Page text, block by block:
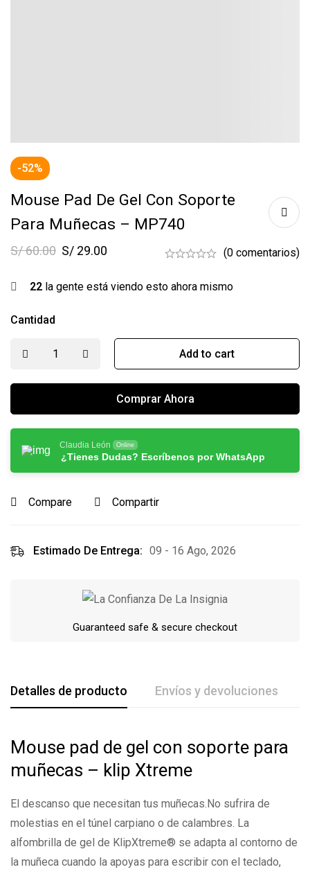
-52%
Mouse Pad De Gel Con Soporte
Para Muñecas – MP740
S/60.00 S/ 29.00 (0 comentarios)
22 la gente está viendo esto ahora mismo
Cantidad
Add to cart
Comprar Ahora
Claudia León Online
¿Tienes Dudas? Escríbenos por WhatsApp
Compare Compartir
Estimado De Entrega: 09 - 16 Ago, 2026
Guaranteed safe & secure checkout
Detalles de producto Envíos y devoluciones
Mouse pad de gel con soporte para
muñecas – klip Xtreme
El descanso que necesitan tus muñecas.No sufrira de
molestias en el túnel carpiano o de calambres. La
alfombrilla de gel de KlipXtreme® se adapta al contorno de
la muñeca cuando la apoyas para escribir con el teclado,
De La Calificación Y Revisión De
Base en 0 Comentarios
Escribe una reseña
Todavía no hay comentarios.